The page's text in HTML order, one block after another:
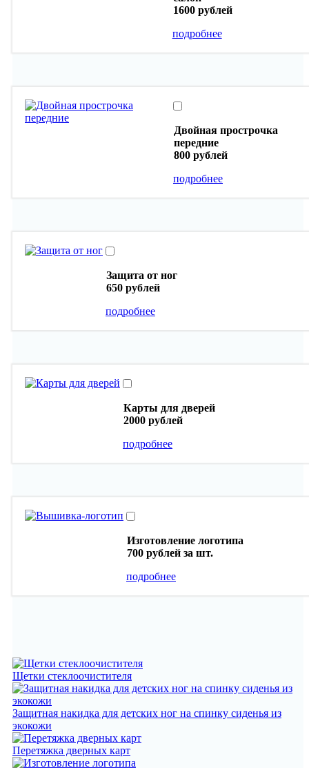
1600 рублей
подробнее
Двойная прострочка
передние
800 рублей
подробнее
Защита от ног
650 рублей
подробнее
Карты для дверей
2000 рублей
подробнее
Изготовление логотипа
700 рублей за шт.
подробнее
Щетки стеклоочистителя
Защитная накидка для детских ног на спинку сиденья из
экокожи
Перетяжка дверных карт